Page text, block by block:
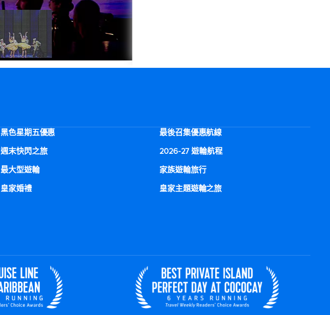
黑色星期五優惠
最後召集優惠航線
週末快閃之旅
2026-27 遊輪航程
最大型遊輪
家族遊輪旅行
皇家婚禮
皇家主題遊輪之旅